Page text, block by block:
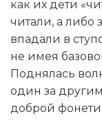
как их дети
читали, а либо
впадали в
не имея
Поднялась
один за
доброй